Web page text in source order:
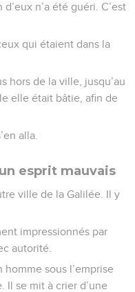
n’a été guéri. C’est
qui étaient dans la
hors de la ville, jusqu’au
elle était bâtie, afin de
alla.
esprit mauvais
ville de la Galilée. Il y
impressionnés par
autorité.
homme sous l’emprise
Il se mit à crier d’une